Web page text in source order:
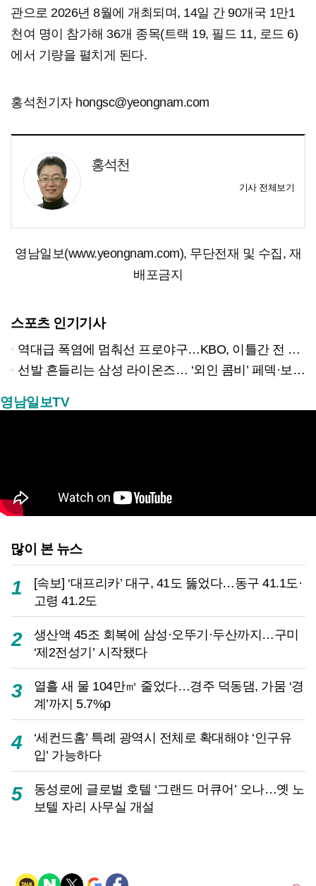
관으로 2026년 8월에 개최되며, 14일 간 90개국 1만1
천여 명이 참가해 36개 종목(트랙 19, 필드 11, 로드 6)
에서 기량을 펼치게 된다.
홍석천기자 hongsc@yeongnam.com
홍석천
기사 전체보기
영남일보(www.yeongnam.com), 무단전재 및 수집, 재
배포금지
스포츠 인기기사
역대급 폭염에 멈춰선 프로야구…KBO, 이틀간 전 경기 전격 취소
선발 흔들리는 삼성 라이온즈… ‘외인 콤비’ 페덱·보스 반등 절실
영남일보TV
많이 본 뉴스
1
[속보] ‘대프리카’ 대구, 41도 뚫었다…동구 41.1도·
고령 41.2도
2
생산액 45조 회복에 삼성·오뚜기·두산까지…구미
‘제2전성기’ 시작됐다
3
열흘 새 물 104만㎥ 줄었다…경주 덕동댐, 가뭄 ‘경
계’까지 5.7%p
4
‘세컨드홈’ 특례 광역시 전체로 확대해야 ‘인구유
입’ 가능하다
5
동성로에 글로벌 호텔 ‘그랜드 머큐어’ 오나…옛 노
보텔 자리 사무실 개설